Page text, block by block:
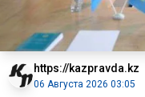
https://kazpravda.kz
06 Августа 2026 03:05